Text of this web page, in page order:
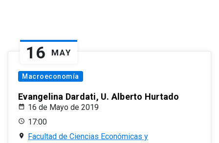
16 MAY
Macroeconomía
Evangelina Dardati, U. Alberto Hurtado
16 de Mayo de 2019
17:00
Facultad de Ciencias Económicas y